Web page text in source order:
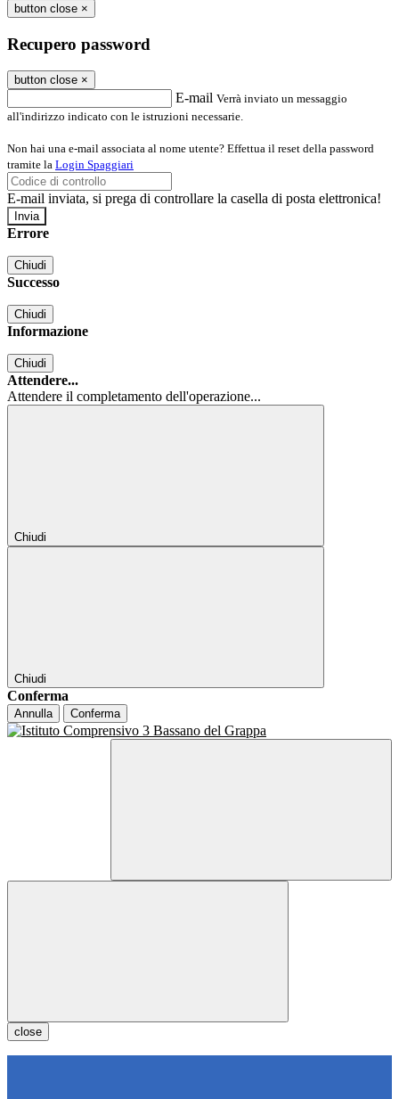
button close ×
Recupero password
button close ×
E-mail Verrà inviato un messaggio
all'indirizzo indicato con le istruzioni necessarie.
Non hai una e-mail associata al nome utente? Effettua il reset della password
tramite la Login Spaggiari
E-mail inviata, si prega di controllare la casella di posta elettronica!
Errore
Chiudi
Successo
Chiudi
Informazione
Chiudi
Attendere...
Attendere il completamento dell'operazione...
Chiudi
Chiudi
Conferma
Annulla Conferma
close